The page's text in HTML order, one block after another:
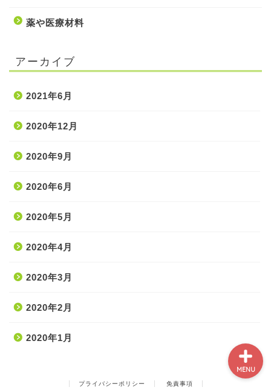
薬や医療材料
アーカイブ
2021年6月
2020年12月
2020年9月
2020年6月
2020年5月
2020年4月
2020年3月
2020年2月
2020年1月
プライバシーポリシー 免責事項
MENU